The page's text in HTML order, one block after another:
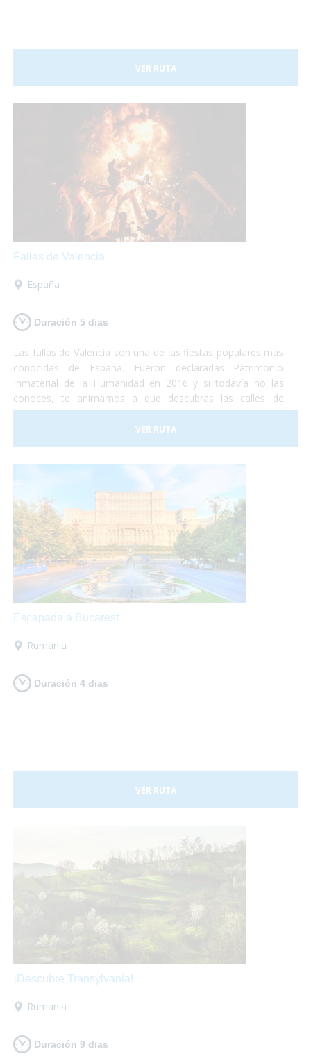
VER RUTA
Fallas de Valencia
España
Duración 5 dias
Las fallas de Valencia son una de las fiestas populares más
conocidas de España. Fueron declaradas Patrimonio
Inmaterial de la Humanidad en 2016 y si todavía no las
conoces, te animamos a que descubras las calles de
Valencia llenas de arte, luz y color. Durante 5 días la ciudad
se convierte en una fiesta continua de luces, música y
fuegos artificiales por todos los rincones. ¡Te proponemos
VER RUTA
Escapada a Bucarest
Rumania
Duración 4 dias
VER RUTA
¡Descubre Transylvania!
Rumania
Duración 9 dias